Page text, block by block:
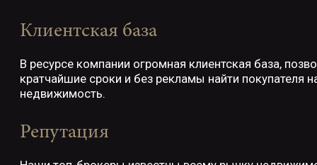
Клиентская база
В ресурсе компании огромная клиентская база,
кратчайшие сроки и без рекламы найти покупателя
недвижимость.
Репутация